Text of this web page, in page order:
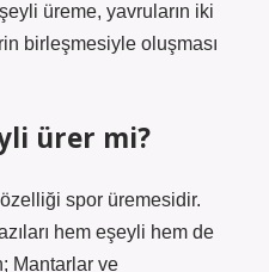
üreme, yavruların iki
birleşmesiyle oluşması
ürer mi?
spor üremesidir.
hem eşeyli hem de
Mantarlar ve